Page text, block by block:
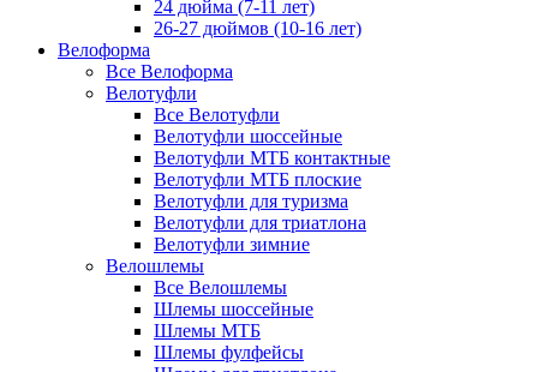
24 дюйма (7-11 лет)
26-27 дюймов (10-16 лет)
Велоформа
Все Велоформа
Велотуфли
Все Велотуфли
Велотуфли шоссейные
Велотуфли МТБ контактные
Велотуфли МТБ плоские
Велотуфли для туризма
Велотуфли для триатлона
Велотуфли зимние
Велошлемы
Все Велошлемы
Шлемы шоссейные
Шлемы МТБ
Шлемы фулфейсы